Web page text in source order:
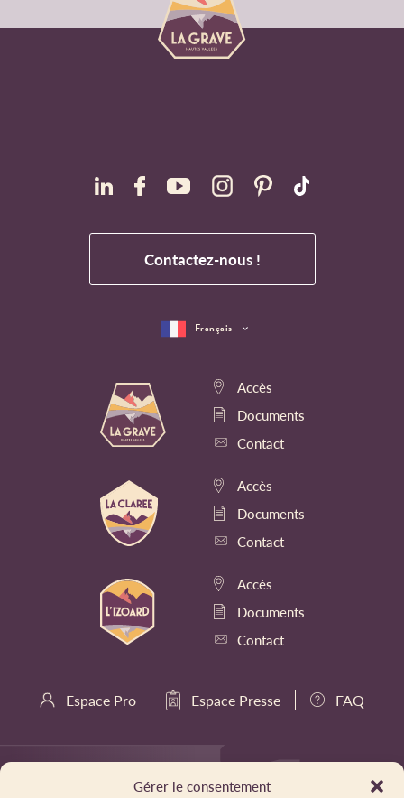
Gérer le consentement
Contactez-nous !
Accès
Documents
Contact
Accès
Documents
Contact
Accès
Documents
Contact
Espace Pro Espace Presse FAQ
Français